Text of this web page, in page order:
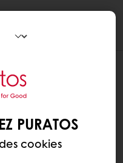
PURATOS
cookies